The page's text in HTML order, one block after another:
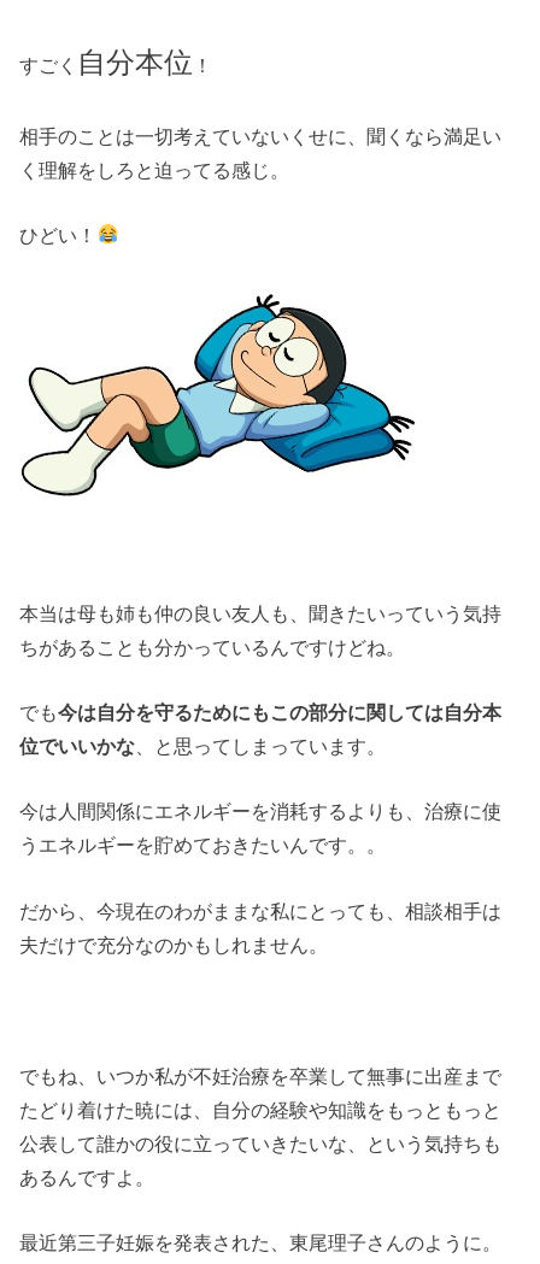
すごく 自分本位 ！
相手のことは一切考えていないくせに、聞くなら満足い
く理解をしろと迫ってる感じ。
ひどい！
本当は母も姉も仲の良い友人も、聞きたいっていう気持
ちがあることも分かっているんですけどね。
でも今は自分を守るためにもこの部分に関しては自分本
位でいいかな 、と思ってしまっています。
今は人間関係にエネルギーを消耗するよりも、治療に使
うエネルギーを貯めておきたいんです。。
だから、今現在のわがままな私にとっても、相談相手は
夫だけで充分なのかもしれません。
でもね、いつか私が不妊治療を卒業して無事に出産まで
たどり着けた暁には、自分の経験や知識をもっともっと
公表して誰かの役に立っていきたいな、という気持ちも
あるんですよ。
最近第三子妊娠を発表された、東尾理子さんのように。